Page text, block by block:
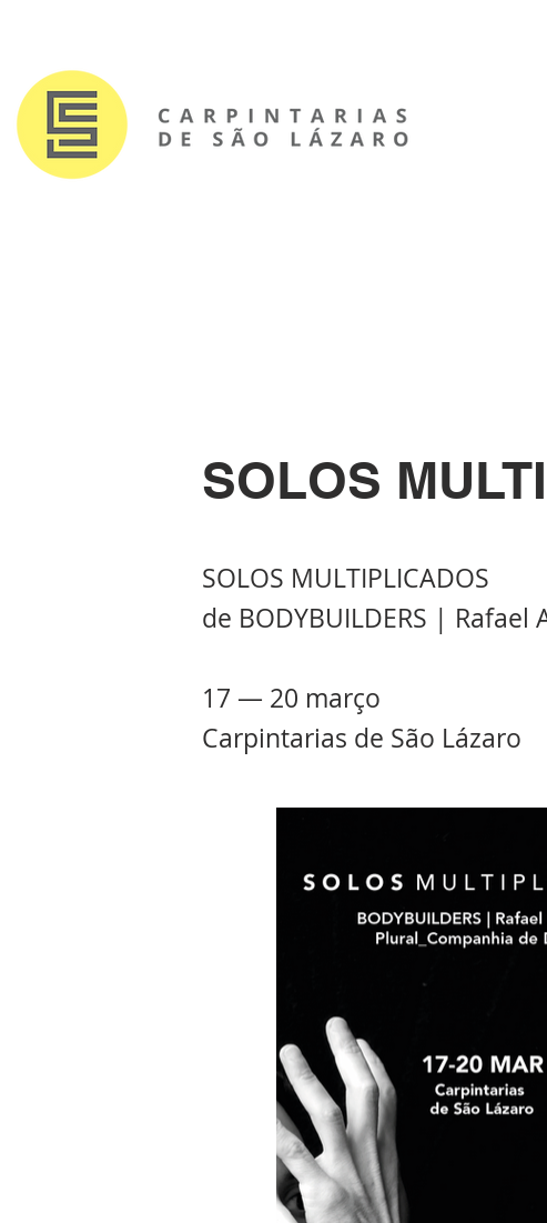
SOLOS
SOLOS MULTIPLICADOS
de BODYBUILDERS |
17 — 20 março
Carpintarias de São Lázaro